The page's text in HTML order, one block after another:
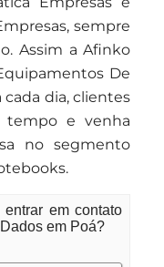
sempre
Assim a Afinko
De
dia, clientes
tempo e venha
no segmento
em contato
em Poá?